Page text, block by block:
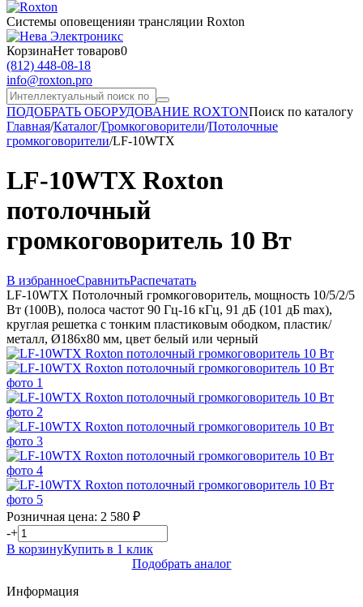
Системы оповещенияи трансляции Roxton
КорзинаНет товаров0
(812) 448-08-18
info@roxton.pro
ПОДОБРАТЬ ОБОРУДОВАНИЕ ROXTONПоиск по каталогу
Главная/Каталог/Громкоговорители/Потолочные
громкоговорители/LF-10WTX
LF-10WTX Roxton
потолочный
громкоговоритель 10 Вт
В избранноеСравнитьРаспечатать
LF-10WTX Потолочный громкоговоритель, мощность 10/5/2/5
Вт (100В), полоса частот 90 Гц-16 кГц, 91 дБ (101 дБ max),
круглая решетка с тонким пластиковым ободком, пластик/
металл, Ø186х80 мм, цвет белый или черный
Розничная цена: 2 580 ₽
-+
В корзинуКупить в 1 клик
Подобрать аналог
Информация